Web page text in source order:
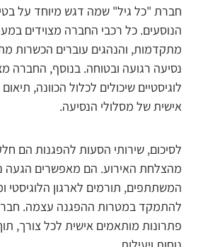
חברת "כל גיל" שמה דגש מיוחד על
הנוסעים. כל רכבי החברה מצוידים
מתקדמות, והנהגים עוברים הכשרות
נסיעה רגועה ובטוחה. בנוסף, החברה
לוגיסטיים שיכולים לכלול הכוונה,
אישית של מסלולי הנסיעה.
לסיכום, שירותי הסעות להפגנות הם
מהצלחת האירוע. הם מאפשרים הגעה
המשתתפים, תורמים לארגון הלוגיסטי
להתמקד במטרות ההפגנה עצמה.
פתרונות מותאמים אישית לכל צורך,